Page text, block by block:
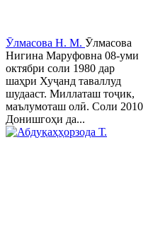
Ӯлмасова Н. М. Ӯлмасова
Нигина Маруфовна 08-уми
октябри соли 1980 дар
шаҳри Хуҷанд таваллуд
шудааст. Миллаташ тоҷик,
маълумоташ олӣ. Соли 2010
Донишгоҳи да...